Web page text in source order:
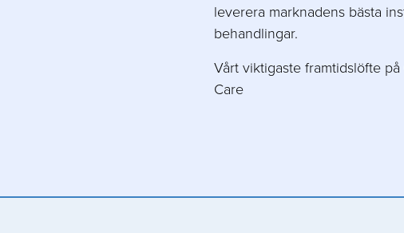
leverera marknadens bästa
behandlingar.
Vårt viktigaste framtidslöfte
Care